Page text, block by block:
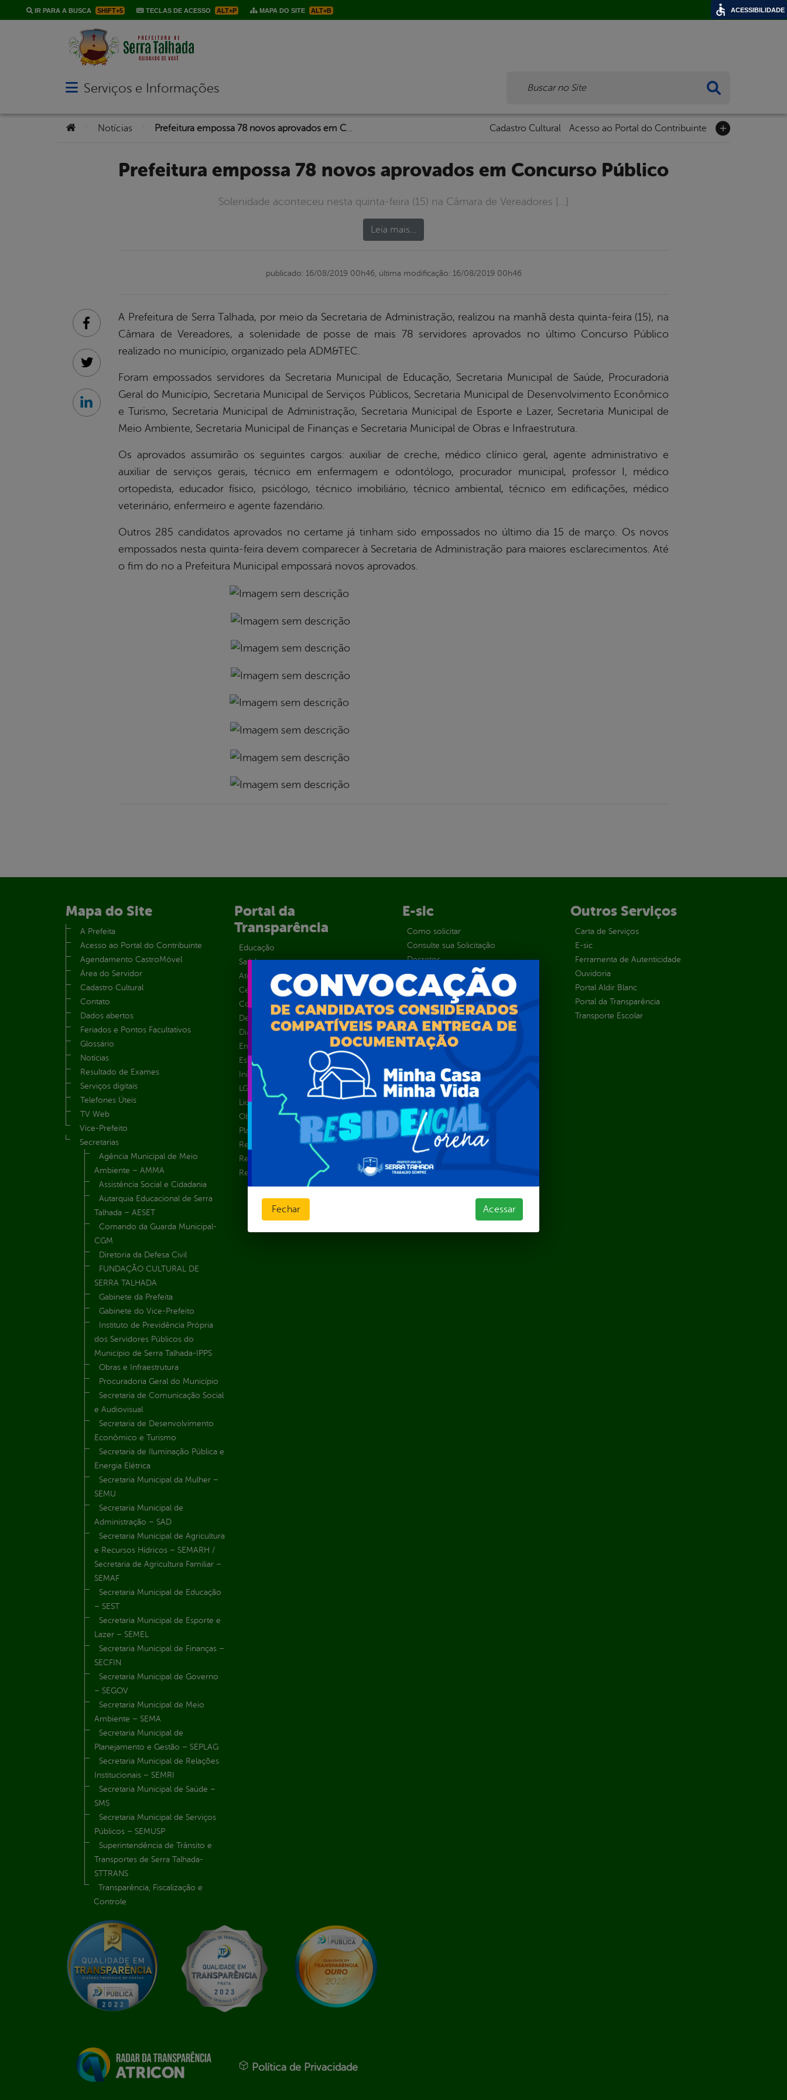
IR PARA A BUSCA SHIFT+5 TECLAS DE ACESSO ALT+P MAPA DO SITE ALT+B
Abrir menu principal de navegação
Serviços e Informações
Você está aqui:
Notícias Cadastro Cultural Acesso ao Portal do Contribuinte
Prefeitura empossa 78 novos aprovados em Concurso Público
Solenidade aconteceu nesta quinta-feira (15) na Câmara de Vereadores […]
Leia mais…
publicado: 16/08/2019 00h46, última modificação: 16/08/2019 00h46
A Prefeitura de Serra Talhada, por meio da Secretaria de Administração, realizou na manhã desta quinta-feira (15), na
Câmara de Vereadores, a solenidade de posse de mais 78 servidores aprovados no último Concurso Público
realizado no município, organizado pela ADM&TEC.
Foram empossados servidores da Secretaria Municipal de Educação, Secretaria Municipal de Saúde, Procuradoria
Geral do Município, Secretaria Municipal de Serviços Públicos, Secretaria Municipal de Desenvolvimento Econômico
e Turismo, Secretaria Municipal de Administração, Secretaria Municipal de Esporte e Lazer, Secretaria Municipal de
Meio Ambiente, Secretaria Municipal de Finanças e Secretaria Municipal de Obras e Infraestrutura.
Os aprovados assumirão os seguintes cargos: auxiliar de creche, médico clínico geral, agente administrativo e
auxiliar de serviços gerais, técnico em enfermagem e odontólogo, procurador municipal, professor I, médico
ortopedista, educador físico, psicólogo, técnico imobiliário, técnico ambiental, técnico em edificações, médico
veterinário, enfermeiro e agente fazendário.
Outros 285 candidatos aprovados no certame já tinham sido empossados no último dia 15 de março. Os novos
empossados nesta quinta-feira devem comparecer à Secretaria de Administração para maiores esclarecimentos. Até
o fim do no a Prefeitura Municipal empossará novos aprovados.
Facebook
Twitter
Linkedin
Mapa do Site
A Prefeita
Acesso ao Portal do Contribuinte
Agendamento CastroMóvel
Área do Servidor
Cadastro Cultural
Contato
Dados abertos
Feriados e Pontos Facultativos
Glossário
Notícias
Resultado de Exames
Serviços digitais
Telefones Úteis
TV Web
Vice-Prefeito
Secretarias
Agência Municipal de Meio
Ambiente – AMMA
Assistência Social e Cidadania
Autarquia Educacional de Serra
Talhada – AESET
Comando da Guarda Municipal-
CGM
Diretoria da Defesa Civil
FUNDAÇÃO CULTURAL DE
SERRA TALHADA
Gabinete da Prefeita
Gabinete do Vice-Prefeito
Instituto de Previdência Própria
dos Servidores Públicos do
Município de Serra Talhada-IPPS
Obras e Infraestrutura
Procuradoria Geral do Município
Secretaria de Comunicação Social
e Audiovisual
Secretaria de Desenvolvimento
Econômico e Turismo
Secretaria de Iluminação Pública e
Energia Elétrica
Secretaria Municipal da Mulher –
SEMU
Secretaria Municipal de
Administração – SAD
Secretaria Municipal de Agricultura
e Recursos Hídricos – SEMARH /
Secretaria de Agricultura Familiar –
SEMAF
Secretaria Municipal de Educação
– SEST
Secretaria Municipal de Esporte e
Lazer – SEMEL
Secretaria Municipal de Finanças –
SECFIN
Secretaria Municipal de Governo
– SEGOV
Secretaria Municipal de Meio
Ambiente – SEMA
Secretaria Municipal de
Planejamento e Gestão – SEPLAG
Secretaria Municipal de Relações
Institucionais – SEMRI
Secretaria Municipal de Saúde –
SMS
Secretaria Municipal de Serviços
Públicos – SEMUSP
Superintendência de Trânsito e
Transportes de Serra Talhada-
STTRANS
Transparência, Fiscalização e
Controle
Portal da
Transparência
Educação
Saúde
Atos normativos
Central de Dúvidas
Convênios e Transferências
Despesas
Diárias
Emendas parlamentares
Estrutura Organizacional
Inicio
LGPD e Governo Digital
Licitações e Contratos
Obras Públicas
Planejamento e Prestação de Contas
Receitas
Recursos Humanos
Renúncias de Receitas
E-sic
Como solicitar
Consulte sua Solicitação
Decretos
Estatísticas
Formulários
Prazos e autoridades
Sic Físico
Solicitar Recurso
Solicitar um pedido
Outros Serviços
Carta de Serviços
E-sic
Ferramenta de Autenticidade
Ouvidoria
Portal Aldir Blanc
Portal da Transparência
Transporte Escolar
Política de Privacidade
Fechar Acessar
ACESSIBILIDADE